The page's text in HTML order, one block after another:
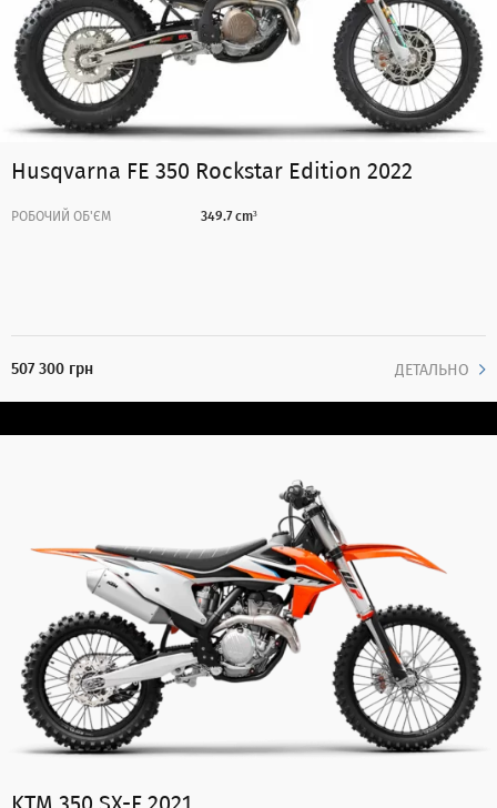
Husqvarna FE 350 Rockstar Edition 2022
РОБОЧИЙ ОБ'ЄМ 349.7 cm³
507 300 грн ДЕТАЛЬНО